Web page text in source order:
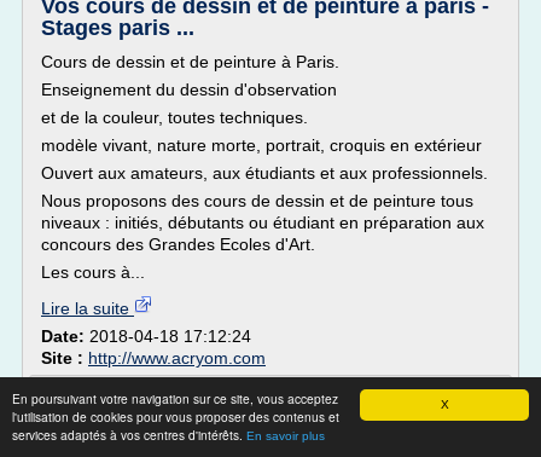
X
En poursuivant votre navigation sur ce site, vous acceptez
l'utilisation de cookies pour vous proposer des contenus et
services adaptés à vos centres d'intérêts. En savoir plus
Vos cours de dessin et de peinture à paris -
Stages paris ...
Cours de dessin et de peinture à Paris.
Enseignement du dessin d'observation
et de la couleur, toutes techniques.
modèle vivant, nature morte, portrait, croquis en extérieur
Ouvert aux amateurs, aux étudiants et aux professionnels.
Nous proposons des cours de dessin et de peinture tous
niveaux : initiés, débutants ou étudiant en préparation aux
concours des Grandes Ecoles d'Art.
Les cours à...
Lire la suite
Date: 2018-04-18 17:12:24
Site : http://www.acryom.com
Combien Coûte un Cours de Dessin -
superprof.fr